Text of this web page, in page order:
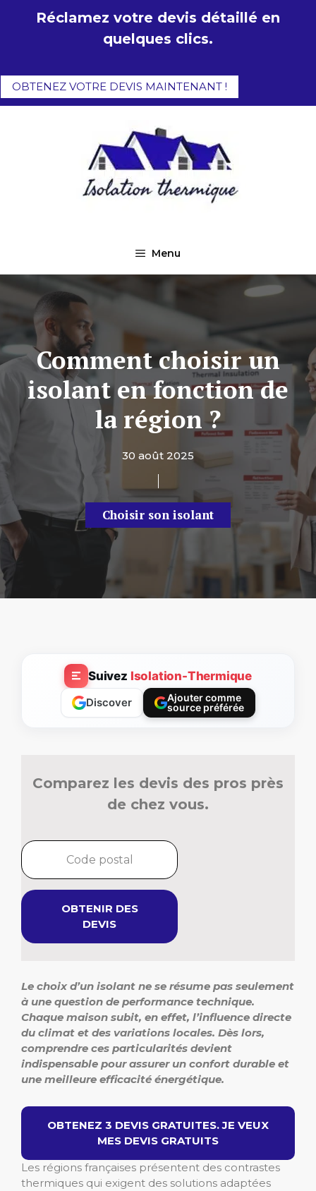
Réclamez votre devis détaillé en
quelques clics.
OBTENEZ VOTRE DEVIS MAINTENANT !
Menu
Comment choisir un
isolant en fonction de
la région ?
30 août 2025
Choisir son isolant
Suivez Isolation-Thermique
Discover
Ajouter comme
source préférée
Comparez les devis des pros près
de chez vous.
OBTENIR DES
DEVIS
Le choix d’un isolant ne se résume pas seulement
à une question de performance technique.
Chaque maison subit, en effet, l’influence directe
du climat et des variations locales. Dès lors,
comprendre ces particularités devient
indispensable pour assurer un confort durable et
une meilleure efficacité énergétique.
OBTENEZ 3 DEVIS GRATUITES. JE VEUX
MES DEVIS GRATUITS
Les régions françaises présentent des contrastes
thermiques qui exigent des solutions adaptées